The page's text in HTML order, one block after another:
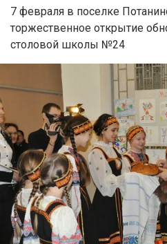
7 февраля в поселке
торжественное открытие
столовой школы №24